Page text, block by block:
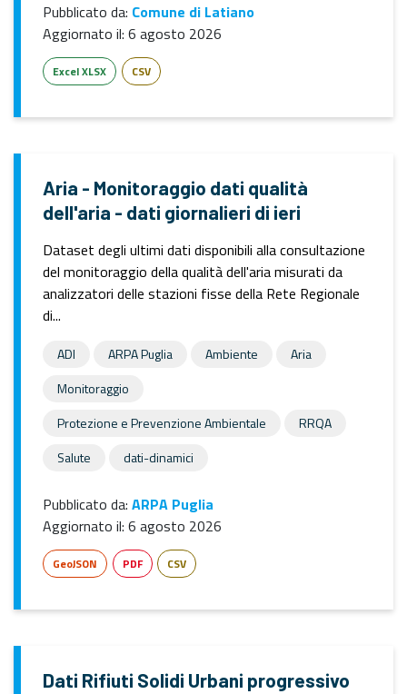
Pubblicato da: Comune di Latiano
Aggiornato il: 6 agosto 2026
Excel XLSX CSV
Aria - Monitoraggio dati qualità
dell'aria - dati giornalieri di ieri
Dataset degli ultimi dati disponibili alla consultazione
del monitoraggio della qualità dell'aria misurati da
analizzatori delle stazioni fisse della Rete Regionale
di...
ADI ARPA Puglia Ambiente
Aria
Monitoraggio
Protezione e Prevenzione Ambientale
RRQA
Salute
dati-dinamici
Pubblicato da: ARPA Puglia
Aggiornato il: 6 agosto 2026
GeoJSON PDF CSV
Dati Rifiuti Solidi Urbani progressivo